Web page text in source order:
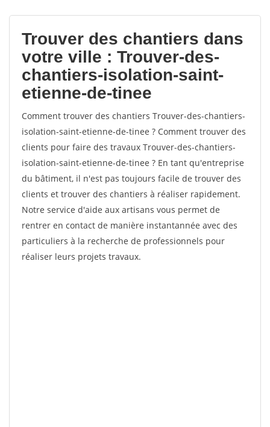
votes
Trouver des chantiers dans
votre ville : Trouver-des-
chantiers-isolation-saint-
etienne-de-tinee
Comment trouver des chantiers Trouver-des-chantiers-
isolation-saint-etienne-de-tinee ? Comment trouver des
clients pour faire des travaux Trouver-des-chantiers-
isolation-saint-etienne-de-tinee ? En tant qu'entreprise
du bâtiment, il n'est pas toujours facile de trouver des
clients et trouver des chantiers à réaliser rapidement.
Notre service d'aide aux artisans vous permet de
rentrer en contact de manière instantannée avec des
particuliers à la recherche de professionnels pour
réaliser leurs projets travaux.